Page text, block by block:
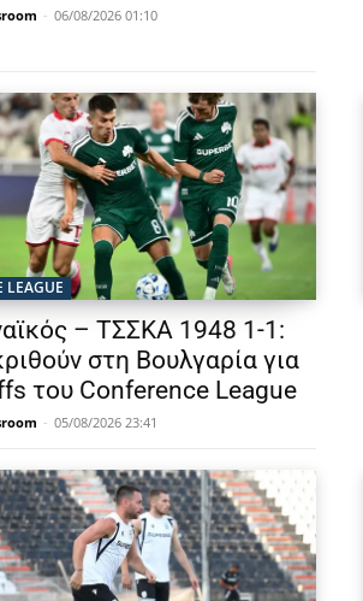
- 06/08/2026 01:10
LEAGUE
– ΤΣΣΚΑ 1948 1-1:
στη Βουλγαρία για
του Conference League
- 05/08/2026 23:41